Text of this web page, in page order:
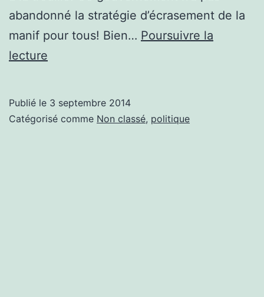
abandonné la stratégie d’écrasement de la
manif pour tous! Bien… Poursuivre la
lecture
respirer
Publié le 3 septembre 2014
Catégorisé comme Non classé, politique